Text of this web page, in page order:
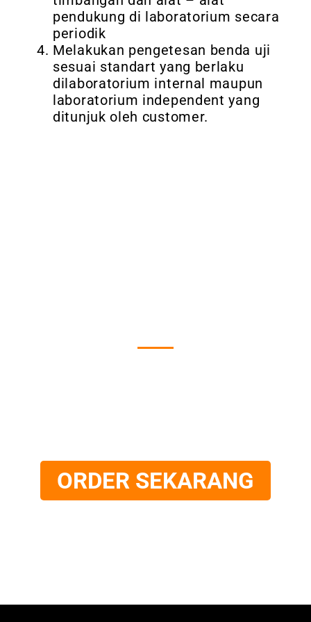
pendukung di laboratorium secara
periodik
Melakukan pengetesan benda uji
sesuai standart yang berlaku
dilaboratorium internal maupun
laboratorium independent yang
ditunjuk oleh customer.
ORDER SEKARANG